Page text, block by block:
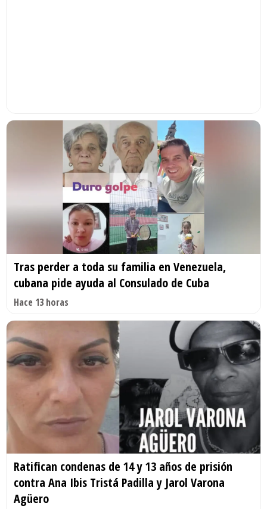
Tras perder a toda su familia en Venezuela,
cubana pide ayuda al Consulado de Cuba
Hace 13 horas
Ratifican condenas de 14 y 13 años de prisión
contra Ana Ibis Tristá Padilla y Jarol Varona
Agüero